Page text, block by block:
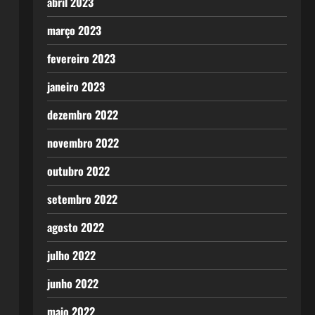
março 2023
fevereiro 2023
janeiro 2023
dezembro 2022
novembro 2022
outubro 2022
setembro 2022
agosto 2022
julho 2022
junho 2022
maio 2022